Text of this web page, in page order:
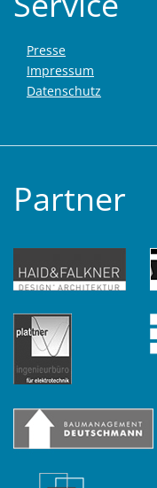
Presse
Impressum
Datenschutz
Partner